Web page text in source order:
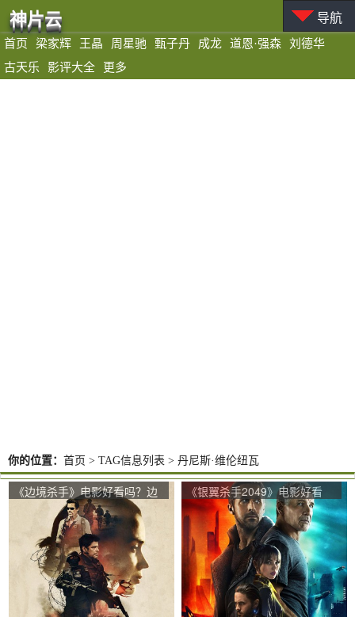
首页 梁家辉 王晶 周星驰 甄子丹 成龙 道恩·强森
刘德华
古天乐
影评大全 更多
神片云 导航
你的位置： 首页 > TAG信息列表 > 丹尼斯·维伦纽瓦
《边境杀手》电影好看吗？边
境杀手影评及简介
《银翼杀手2049》电影好看
吗？银翼杀手2049影评及简介